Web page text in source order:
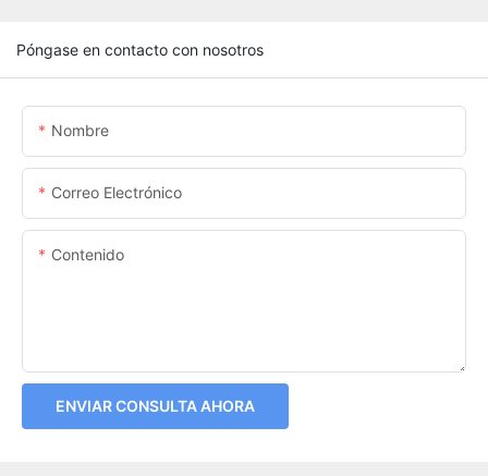
Póngase en contacto con nosotros
Nombre
Correo Electrónico
Contenido
ENVIAR CONSULTA AHORA